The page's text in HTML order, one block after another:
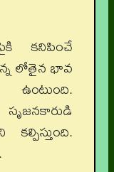
కనిపించే
లోతైన భావ